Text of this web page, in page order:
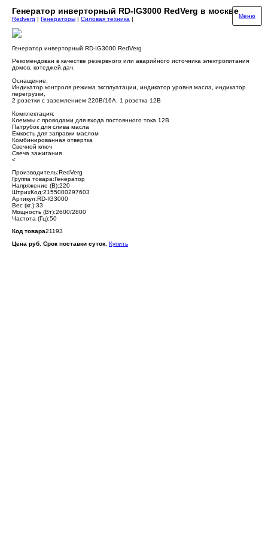
Генератор инверторный RD-IG3000 RedVerg в москве
Меню
Redverg | Генераторы | Силовая техника |
Генератор инверторный RD-IG3000 RedVerg
Рекомендован в качестве резервного или аварийного источника электропитания
домов, котеджей,дач.
Оснащение:
Индикатор контроля режима эксплуатации, индикатор уровня масла, индикатор
перегрузки,
2 розетки с заземлением 220В/16А, 1 розетка 12В
Комплектация:
Клеммы с проводами для входа постоянного тока 12В
Патрубок для слива масла
Емкость для заправки маслом
Комбинированная отвертка
Свечной ключ
Свеча зажигания
<
Производитель:RedVerg
Группа товара:Генератор
Напряжение (В):220
ШтрихКод:2155000297603
Артикул:RD-IG3000
Вес (кг.):33
Мощность (Вт):2600/2800
Частота (Гц):50
Код товара21193
Цена руб. Срок поставки суток. Купить